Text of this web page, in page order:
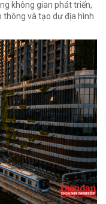
không gian phát triển,
thông và tạo dư địa hình